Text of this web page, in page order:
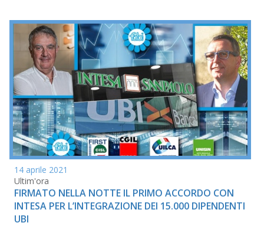
14 aprile 2021
Ultim'ora
FIRMATO NELLA NOTTE IL PRIMO ACCORDO CON
INTESA PER L’INTEGRAZIONE DEI 15.000 DIPENDENTI
UBI